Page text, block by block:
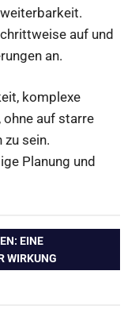
auf und
an.
komplexe
auf starre
sein.
Planung und
EINE
WIRKUNG